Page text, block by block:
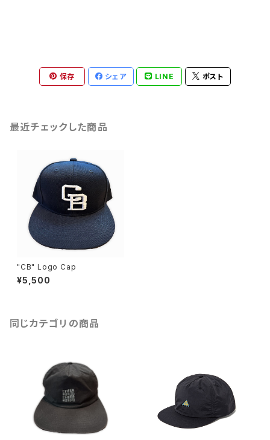
保存 シェア LINE ポスト
最近チェックした商品
"CB" Logo Cap
¥5,500
同じカテゴリの商品